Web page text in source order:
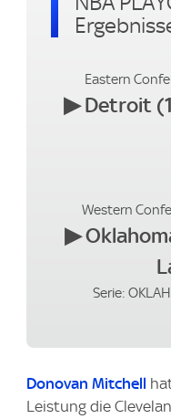
Eastern
▶Detroit
Western
▶
Serie:
Donovan Mitchell
Leistung die